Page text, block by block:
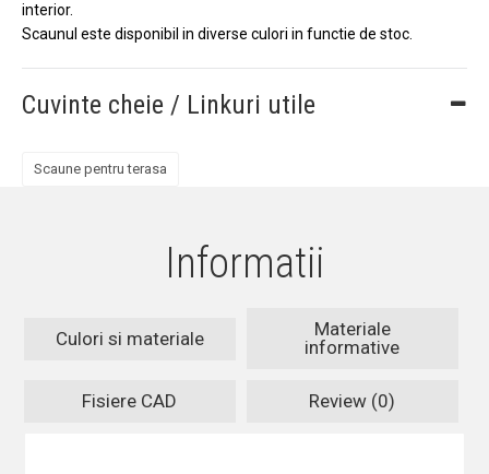
interior.
Scaunul este disponibil in diverse culori in functie de stoc.
Cuvinte cheie / Linkuri utile
Scaune pentru terasa
Informatii
Culori si materiale
Materiale
informative
Fisiere CAD Review (0)